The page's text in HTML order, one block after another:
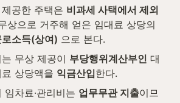
공한 주택은 비과세 사택에서 제외
상으로 거주해 얻은 임대료 상당의
로소득(상여) 으로 본다.
무상 제공이 부당행위계산부인 대
상당액을 익금산입한다.
임차료·관리비는 업무무관 지출이므